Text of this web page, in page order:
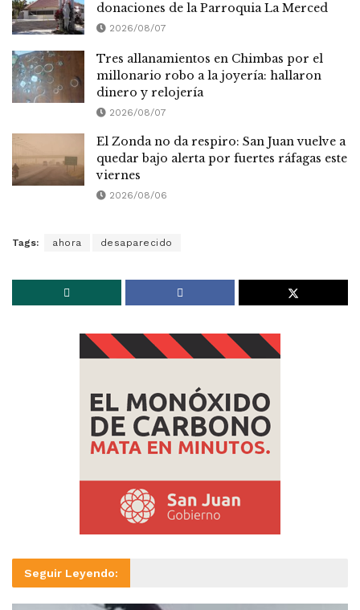
donaciones de la Parroquia La Merced
2026/08/07
Tres allanamientos en Chimbas por el
millonario robo a la joyería: hallaron
dinero y relojería
2026/08/07
El Zonda no da respiro: San Juan vuelve a
quedar bajo alerta por fuertes ráfagas este
viernes
2026/08/06
Tags: ahora desaparecido
Seguir Leyendo: